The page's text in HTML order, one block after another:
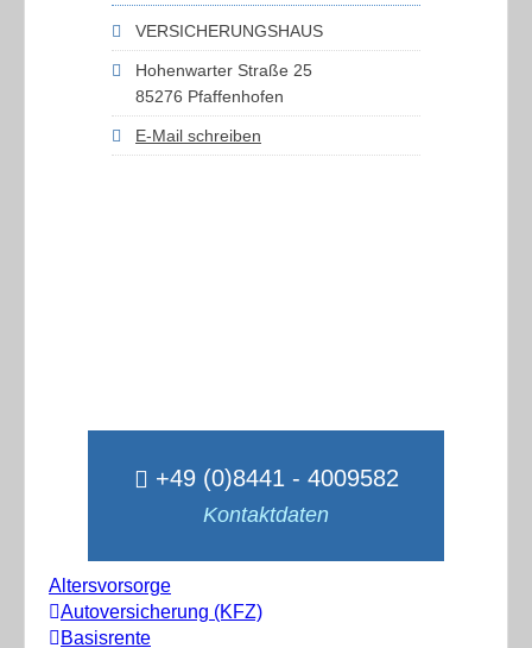
VERSICHERUNGSHAUS
Hohenwarter Straße 25
85276 Pfaffenhofen
E-Mail schreiben
+49 (0)8441 - 4009582
Kontaktdaten
Altersvorsorge
Autoversicherung (KFZ)
Basisrente